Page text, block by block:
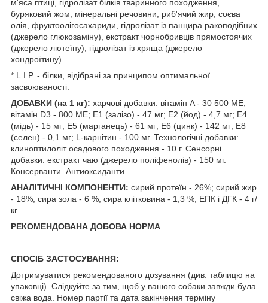
м'яса птиці, гідролізат білків тваринного походження,
буряковий жом, мінеральні речовини, риб'ячий жир, соєва
олія, фруктоолiгосахариди, гідролізат із панцира ракоподібних
(джерело глюкозаміну), екстракт чорнобривців прямостоячих
(джерело лютеїну), гідролізат із хряща (джерело
хондроїтину).
* L.I.P. - білки, відібрані за принципом оптимальної
засвоюваності.
ДОБАВКИ (на 1 кг): харчові добавки: вітамін A - 30 500 ME;
вітамін D3 - 800 ME; Е1 (залізо) - 47 мг; Е2 (йод) - 4,7 мг; Е4
(мідь) - 15 мг; Е5 (марганець) - 61 мг; Е6 (цинк) - 142 мг; Е8
(селен) - 0,1 мг; L-карнітин - 100 мг. Технологічні добавки:
клиноптилоліт осадового походження - 10 г. Сенсорні
добавки: екстракт чаю (джерело поліфенолів) - 150 мг.
Консерванти. Антиоксиданти.
АНАЛІТИЧНІ КОМПОНЕНТИ: сирий протеїн - 26%; сирий жир
- 18%; сира зола - 6 %; сира клітковина - 1,3 %; ЕПК і ДГК - 4 г/
кг.
РЕКОМЕНДОВАНА ДОБОВА НОРМА
СПОСІБ ЗАСТОСУВАННЯ:
Дотримуватися рекомендованого дозування (див. таблицю на
упаковці). Слідкуйте за тим, щоб у вашого собаки завжди була
свіжа вода. Номер партії та дата закінчення терміну